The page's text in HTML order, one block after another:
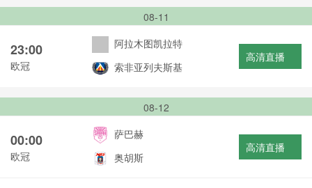
08-11
23:00
欧冠
阿拉木图凯拉特
索非亚列夫斯基
高清直播
08-12
00:00
欧冠
萨巴赫
奥胡斯
高清直播